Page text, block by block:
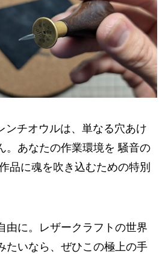
ンチオウルは、単なる穴あけ
。あなたの作業環境を 騒音の
品に魂を吹き込むための特別
由に。レザークラフトの世界
たいなら、ぜひこの極上の手